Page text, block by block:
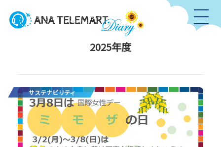
2025年度
サステナビリティ